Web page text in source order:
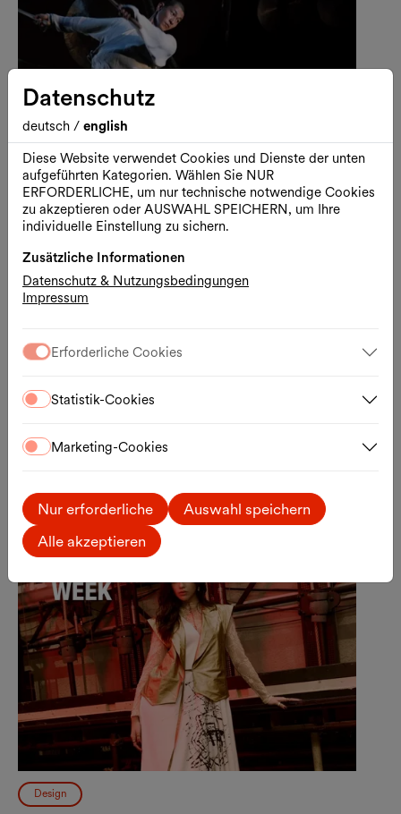
U-THEATER
Halle E / Halle E+G
Mo., 14.09.2026
Design
Datenschutz
deutsch / english
Diese Website verwendet Cookies und Dienste der unten
aufgeführten Kategorien. Wählen Sie NUR
ERFORDERLICHE, um nur technische notwendige Cookies
zu akzeptieren oder AUSWAHL SPEICHERN, um Ihre
individuelle Einstellung zu sichern.
Zusätzliche Informationen
Datenschutz & Nutzungsbedingungen
Impressum
Erforderliche Cookies
Statistik-Cookies
Marketing-Cookies
Nur erforderliche
Auswahl speichern
Alle akzeptieren